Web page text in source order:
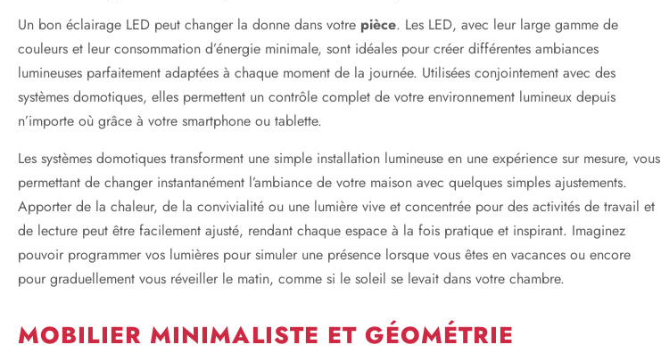
Un bon éclairage LED peut changer la donne dans votre pièce. Les LED, avec leur large gamme de
couleurs et leur consommation d’énergie minimale, sont idéales pour créer différentes ambiances
lumineuses parfaitement adaptées à chaque moment de la journée. Utilisées conjointement avec des
systèmes domotiques, elles permettent un contrôle complet de votre environnement lumineux depuis
n’importe où grâce à votre smartphone ou tablette.
Les systèmes domotiques transforment une simple installation lumineuse en une expérience sur mesure, vous
permettant de changer instantanément l’ambiance de votre maison avec quelques simples ajustements.
Apporter de la chaleur, de la convivialité ou une lumière vive et concentrée pour des activités de travail et
de lecture peut être facilement ajusté, rendant chaque espace à la fois pratique et inspirant. Imaginez
pouvoir programmer vos lumières pour simuler une présence lorsque vous êtes en vacances ou encore
pour graduellement vous réveiller le matin, comme si le soleil se levait dans votre chambre.
MOBILIER MINIMALISTE ET GÉOMÉTRIE